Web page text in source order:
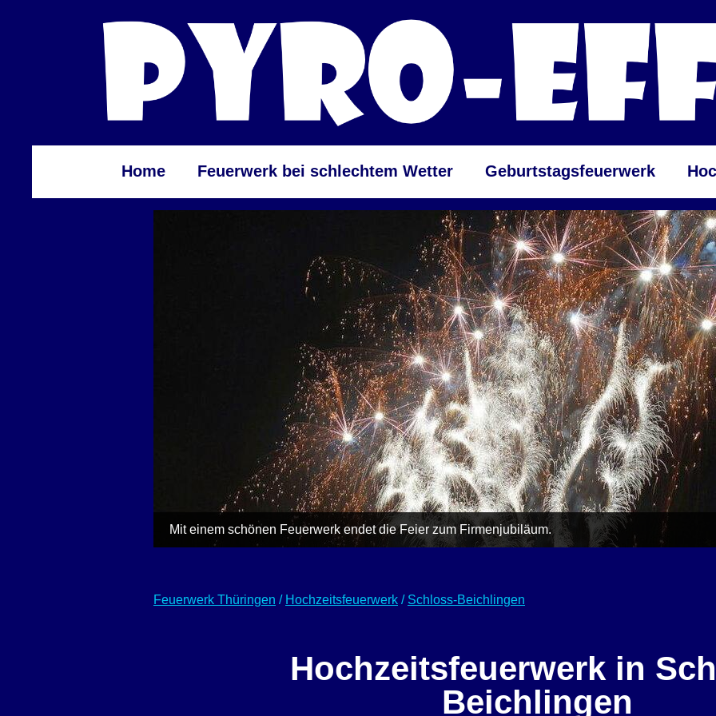
Home Feuerwerk bei schlechtem Wetter Geburtstagsfeuerwerk
Mit einem schönen Feuerwerk endet die Feier zum Firmenjubiläum.
Feuerwerk Thüringen / Hochzeitsfeuerwerk / Schloss-Beichlingen
Hochzeitsfeuerwerk in
Beichlingen